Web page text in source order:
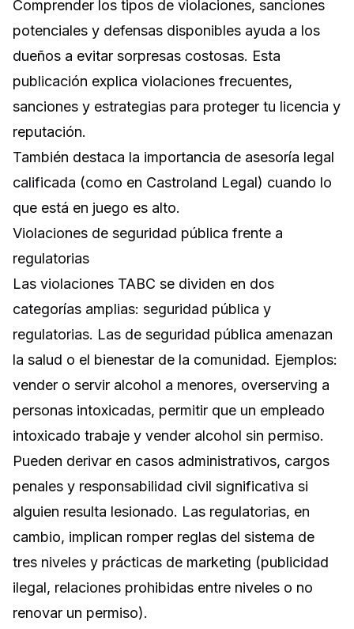
Comprender los tipos de violaciones, sanciones
potenciales y defensas disponibles ayuda a los
dueños a evitar sorpresas costosas. Esta
publicación explica violaciones frecuentes,
sanciones y estrategias para proteger tu licencia y
reputación.
También destaca la importancia de asesoría legal
calificada (como en Castroland Legal) cuando lo
que está en juego es alto.
Violaciones de seguridad pública frente a
regulatorias
Las violaciones TABC se dividen en dos
categorías amplias: seguridad pública y
regulatorias. Las de seguridad pública amenazan
la salud o el bienestar de la comunidad. Ejemplos:
vender o servir alcohol a menores, overserving a
personas intoxicadas, permitir que un empleado
intoxicado trabaje y vender alcohol sin permiso.
Pueden derivar en casos administrativos, cargos
penales y responsabilidad civil significativa si
alguien resulta lesionado. Las regulatorias, en
cambio, implican romper reglas del sistema de
tres niveles y prácticas de marketing (publicidad
ilegal, relaciones prohibidas entre niveles o no
renovar un permiso).